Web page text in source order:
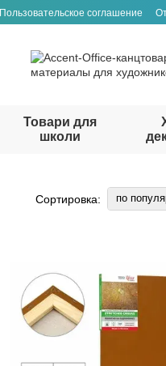
Пользовательское соглашение
Товари для
школи
Сортировка: по